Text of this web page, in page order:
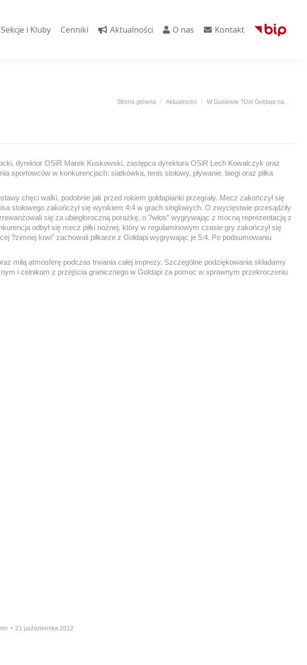
Sekcje i Kluby Cenniki Aktualności O nas Kontakt
Jesteś tutaj:
Strona główna Aktualności W Gusiewie ?Dni Gołdapi na…
dyrektor OSiR Marek Kuskowski, zastępca dyrektora OSiR Lech Kowalczyk oraz
sportowców w konkurencjach: siatkówka, tenis stołowy, pływanie, biegi oraz piłka
chęci walki, podobnie jak przed rokiem gołdapianki przegrały. Mecz zakończył się
stołowego zakończył się wynikiem 4:4 w grach singlowych. O zwycięstwie przesądziły
się za ubiegłoroczną porażkę, o ?włos” wygrywając z mocną reprezentacją z
odbył się mecz piłki nożnej, który w regulaminowym czasie gry zakończył się
?zimnej krwi” zachowali piłkarze z Gołdapi wygrywając je 5:4. Po podsumowaniu
miłą atmosferę podczas trwania całej imprezy. Szczególne podziękowania składamy
i celnikom z przejścia granicznego w Gołdapi za pomoc w sprawnym przekroczeniu
21 października 2012
Sekcje i Kluby Cenniki Aktualności O nas Kontakt